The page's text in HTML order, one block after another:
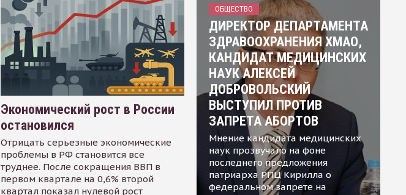
Экономический рост в России
остановился
Отрицать серьезные экономические
проблемы в РФ становится все
труднее. После сокращения ВВП в
первом квартале на 0,6% второй
квартал показал нулевой рост
ОБЩЕСТВО
ДИРЕКТОР ДЕПАРТАМЕНТА
ЗДРАВООХРАНЕНИЯ ХМАО,
КАНДИДАТ МЕДИЦИНСКИХ
НАУК АЛЕКСЕЙ
ДОБРОВОЛЬСКИЙ
ВЫСТУПИЛ ПРОТИВ
ЗАПРЕТА АБОРТОВ
Мнение кандидата медицинских
наук прозвучало на фоне
последнего предложения
патриарха РПЦ Кирилла о
федеральном запрете на